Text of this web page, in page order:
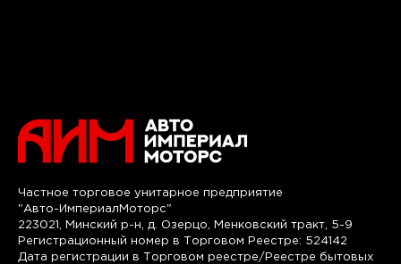
Частное торговое унитарное предприятие
"Авто-ИмпериалМоторс"
223021, Минский р-н, д. Озерцо, Менковский тракт, 5-9
Регистрационный номер в Торговом Реестре: 524142
Дата регистрации в Торговом реестре/Реестре бытовых